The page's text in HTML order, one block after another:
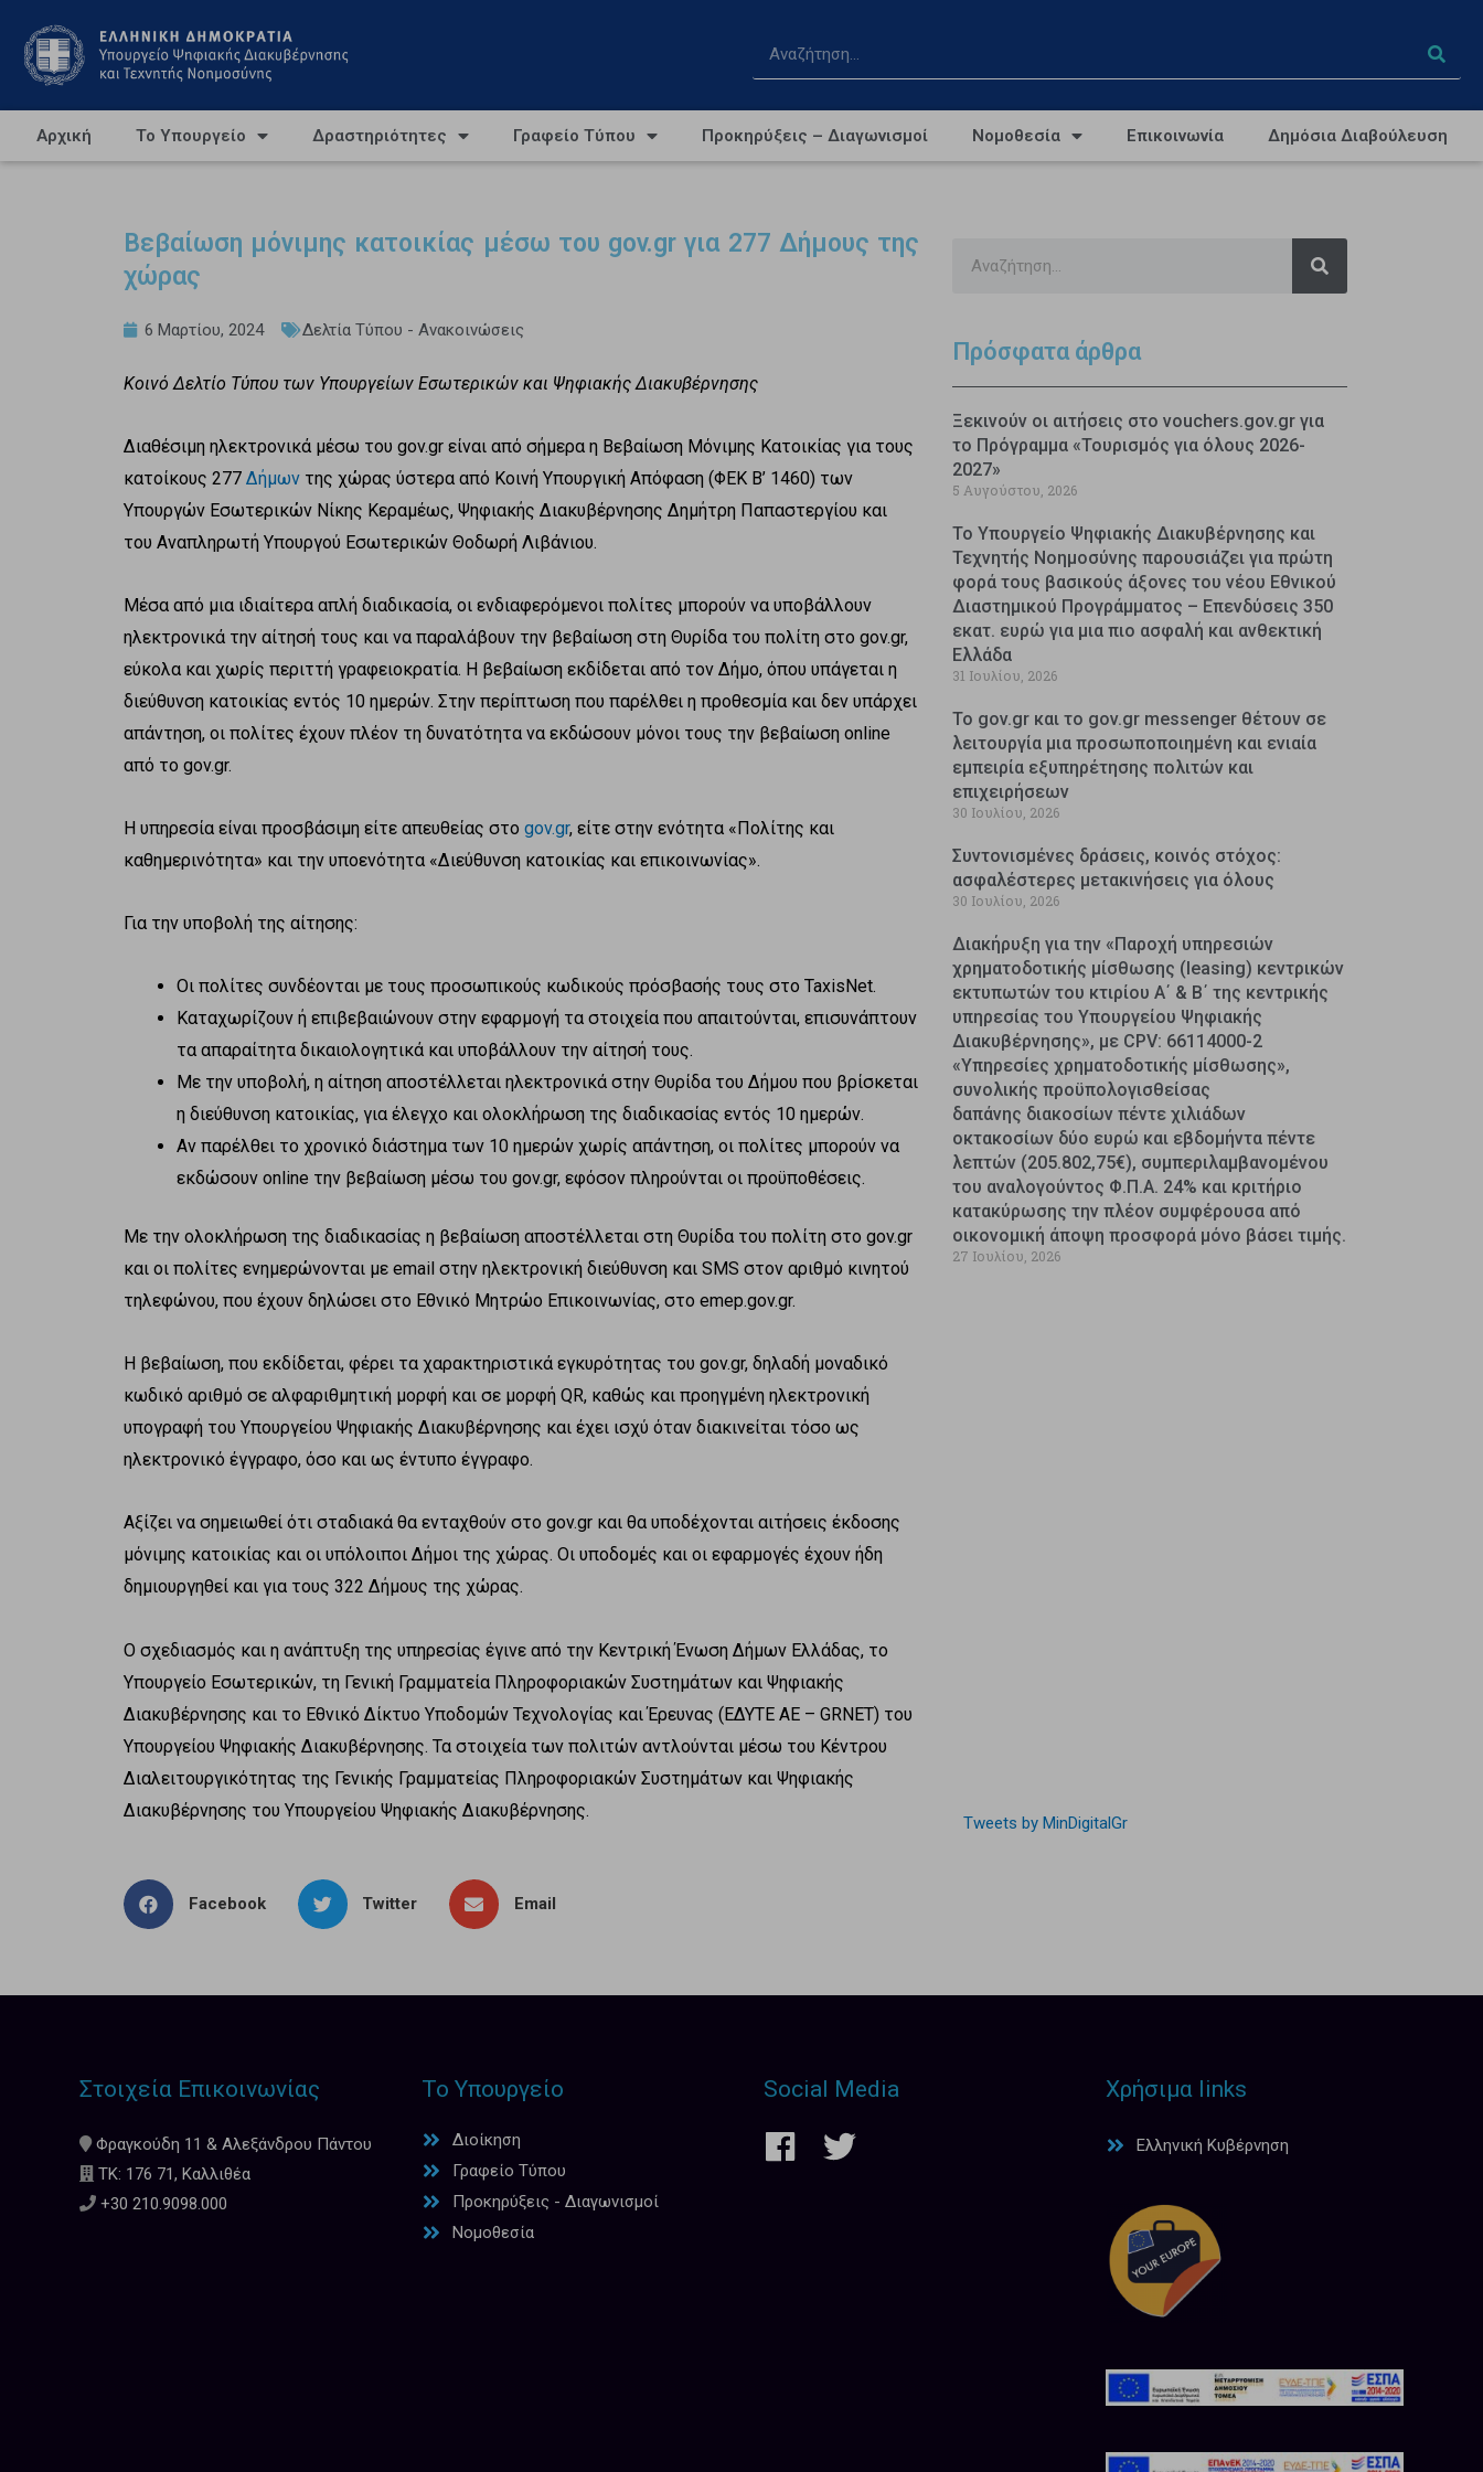
Αρχική Το Υπουργείο Δραστηριότητες Γραφείο Τύπου Προκηρύξεις – Διαγωνισμοί Νομοθεσία Επικοινωνία Δημόσια Διαβούλευση
Βεβαίωση μόνιμης κατοικίας μέσω του gov.gr για 277 Δήμους της
χώρας
6 Μαρτίου, 2024 Δελτία Τύπου - Ανακοινώσεις
Κοινό Δελτίο Τύπου των Υπουργείων Εσωτερικών και Ψηφιακής Διακυβέρνησης
Διαθέσιμη ηλεκτρονικά μέσω του gov.gr είναι από σήμερα η Βεβαίωση Μόνιμης Κατοικίας για τους
κατοίκους 277 Δήμων της χώρας ύστερα από Κοινή Υπουργική Απόφαση (ΦΕΚ Β’ 1460) των
Υπουργών Εσωτερικών Νίκης Κεραμέως, Ψηφιακής Διακυβέρνησης Δημήτρη Παπαστεργίου και
του Αναπληρωτή Υπουργού Εσωτερικών Θοδωρή Λιβάνιου.
Μέσα από μια ιδιαίτερα απλή διαδικασία, οι ενδιαφερόμενοι πολίτες μπορούν να υποβάλλουν
ηλεκτρονικά την αίτησή τους και να παραλάβουν την βεβαίωση στη Θυρίδα του πολίτη στο gov.gr,
εύκολα και χωρίς περιττή γραφειοκρατία. Η βεβαίωση εκδίδεται από τον Δήμο, όπου υπάγεται η
διεύθυνση κατοικίας εντός 10 ημερών. Στην περίπτωση που παρέλθει η προθεσμία και δεν υπάρχει
απάντηση, οι πολίτες έχουν πλέον τη δυνατότητα να εκδώσουν μόνοι τους την βεβαίωση online
από το gov.gr.
Η υπηρεσία είναι προσβάσιμη είτε απευθείας στο gov.gr, είτε στην ενότητα «Πολίτης και
καθημερινότητα» και την υποενότητα «Διεύθυνση κατοικίας και επικοινωνίας».
Για την υποβολή της αίτησης:
Οι πολίτες συνδέονται με τους προσωπικούς κωδικούς πρόσβασής τους στο TaxisNet.
Καταχωρίζουν ή επιβεβαιώνουν στην εφαρμογή τα στοιχεία που απαιτούνται, επισυνάπτουν
τα απαραίτητα δικαιολογητικά και υποβάλλουν την αίτησή τους.
Με την υποβολή, η αίτηση αποστέλλεται ηλεκτρονικά στην Θυρίδα του Δήμου που βρίσκεται
η διεύθυνση κατοικίας, για έλεγχο και ολοκλήρωση της διαδικασίας εντός 10 ημερών.
Αν παρέλθει το χρονικό διάστημα των 10 ημερών χωρίς απάντηση, οι πολίτες μπορούν να
εκδώσουν online την βεβαίωση μέσω του gov.gr, εφόσον πληρούνται οι προϋποθέσεις.
Με την ολοκλήρωση της διαδικασίας η βεβαίωση αποστέλλεται στη Θυρίδα του πολίτη στο gov.gr
και οι πολίτες ενημερώνονται με email στην ηλεκτρονική διεύθυνση και SMS στον αριθμό κινητού
τηλεφώνου, που έχουν δηλώσει στο Εθνικό Μητρώο Επικοινωνίας, στο emep.gov.gr.
Η βεβαίωση, που εκδίδεται, φέρει τα χαρακτηριστικά εγκυρότητας του gov.gr, δηλαδή μοναδικό
κωδικό αριθμό σε αλφαριθμητική μορφή και σε μορφή QR, καθώς και προηγμένη ηλεκτρονική
υπογραφή του Υπουργείου Ψηφιακής Διακυβέρνησης και έχει ισχύ όταν διακινείται τόσο ως
ηλεκτρονικό έγγραφο, όσο και ως έντυπο έγγραφο.
Αξίζει να σημειωθεί ότι σταδιακά θα ενταχθούν στο gov.gr και θα υποδέχονται αιτήσεις έκδοσης
μόνιμης κατοικίας και οι υπόλοιποι Δήμοι της χώρας. Οι υποδομές και οι εφαρμογές έχουν ήδη
δημιουργηθεί και για τους 322 Δήμους της χώρας.
Ο σχεδιασμός και η ανάπτυξη της υπηρεσίας έγινε από την Κεντρική Ένωση Δήμων Ελλάδας, το
Υπουργείο Εσωτερικών, τη Γενική Γραμματεία Πληροφοριακών Συστημάτων και Ψηφιακής
Διακυβέρνησης και το Εθνικό Δίκτυο Υποδομών Τεχνολογίας και Έρευνας (ΕΔΥΤΕ ΑΕ – GRNET) του
Υπουργείου Ψηφιακής Διακυβέρνησης. Τα στοιχεία των πολιτών αντλούνται μέσω του Κέντρου
Διαλειτουργικότητας της Γενικής Γραμματείας Πληροφοριακών Συστημάτων και Ψηφιακής
Διακυβέρνησης του Υπουργείου Ψηφιακής Διακυβέρνησης.
Facebook Twitter Email
Πρόσφατα άρθρα
Ξεκινούν οι αιτήσεις στο vouchers.gov.gr για
το Πρόγραμμα «Τουρισμός για όλους 2026-
2027»
5 Αυγούστου, 2026
Το Υπουργείο Ψηφιακής Διακυβέρνησης και
Τεχνητής Νοημοσύνης παρουσιάζει για πρώτη
φορά τους βασικούς άξονες του νέου Εθνικού
Διαστημικού Προγράμματος – Επενδύσεις 350
εκατ. ευρώ για μια πιο ασφαλή και ανθεκτική
Ελλάδα
31 Ιουλίου, 2026
Το gov.gr και το gov.gr messenger θέτουν σε
λειτουργία μια προσωποποιημένη και ενιαία
εμπειρία εξυπηρέτησης πολιτών και
επιχειρήσεων
30 Ιουλίου, 2026
Συντονισμένες δράσεις, κοινός στόχος:
ασφαλέστερες μετακινήσεις για όλους
30 Ιουλίου, 2026
Διακήρυξη για την «Παροχή υπηρεσιών
χρηματοδοτικής μίσθωσης (leasing) κεντρικών
εκτυπωτών του κτιρίου Α΄ & Β΄ της κεντρικής
υπηρεσίας του Υπουργείου Ψηφιακής
Διακυβέρνησης», με CPV: 66114000-2
«Υπηρεσίες χρηματοδοτικής μίσθωσης»,
συνολικής προϋπολογισθείσας
δαπάνης διακοσίων πέντε χιλιάδων
οκτακοσίων δύο ευρώ και εβδομήντα πέντε
λεπτών (205.802,75€), συμπεριλαμβανομένου
του αναλογούντος Φ.Π.Α. 24% και κριτήριο
κατακύρωσης την πλέον συμφέρουσα από
οικονομική άποψη προσφορά μόνο βάσει τιμής.
27 Ιουλίου, 2026
Tweets by MinDigitalGr
Στοιχεία Επικοινωνίας
Φραγκούδη 11 & Αλεξάνδρου Πάντου
ΤΚ: 176 71, Καλλιθέα
+30 210.9098.000
Το Υπουργείο
Διοίκηση
Γραφείο Τύπου
Προκηρύξεις - Διαγωνισμοί
Νομοθεσία
Social Media Χρήσιμα links
Ελληνική Κυβέρνηση